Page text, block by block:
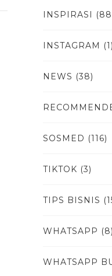
INSPIRASI
INSTAGRAM (1)
NEWS (38)
SOSMED (116)
TIKTOK (3)
TIPS BISNIS
WHATSAPP (8)
WHATSAPP